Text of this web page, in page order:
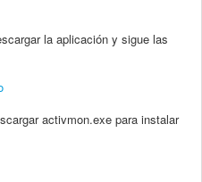
la aplicación y sigue las
activmon.exe para instalar